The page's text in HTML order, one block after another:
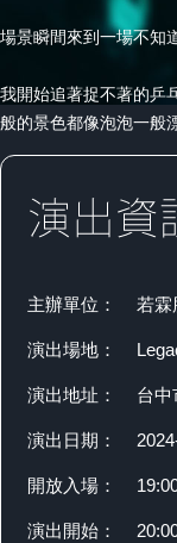
場景瞬間來到一場不知
我開始追著捉不著的乒
般的景色都像泡泡一般
主辦單位： 若霖
演出場地：
演出地址： 台中
演出日期：
開放入場：
演出開始：